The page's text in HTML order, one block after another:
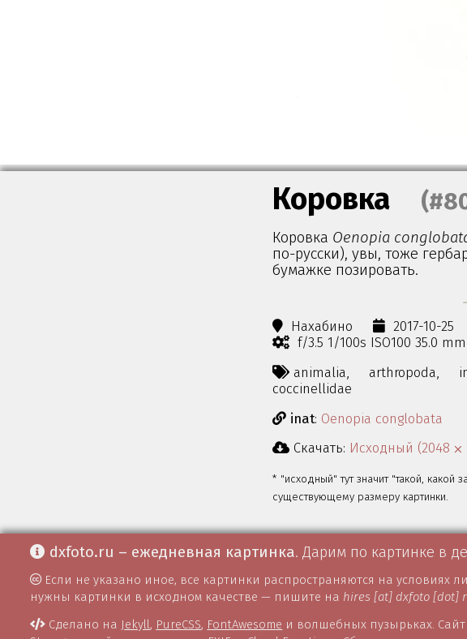
Коровка
Коровка Oenopia
по-русски), увы, тоже
бумажке позировать.
Нахабино 2017-10-25
f/3.5 1/100s ISO100 35.0 mm
animalia,
arthropoda,
coccinellidae
inat: Oenopia conglobata
Скачать: Исходный (2048 ⨉
* "исходный" тут значит "такой, какой
существующему размеру картинки.
dxfoto.ru – ежедневная картинка. Дарим по картинке в
Если не указано иное, все картинки распространяются на условиях
нужны картинки в исходном качестве — пишите на hires [at] dxfoto [dot]
Сделано на Jekyll, PureCSS, FontAwesome и волшебных пузырьках.